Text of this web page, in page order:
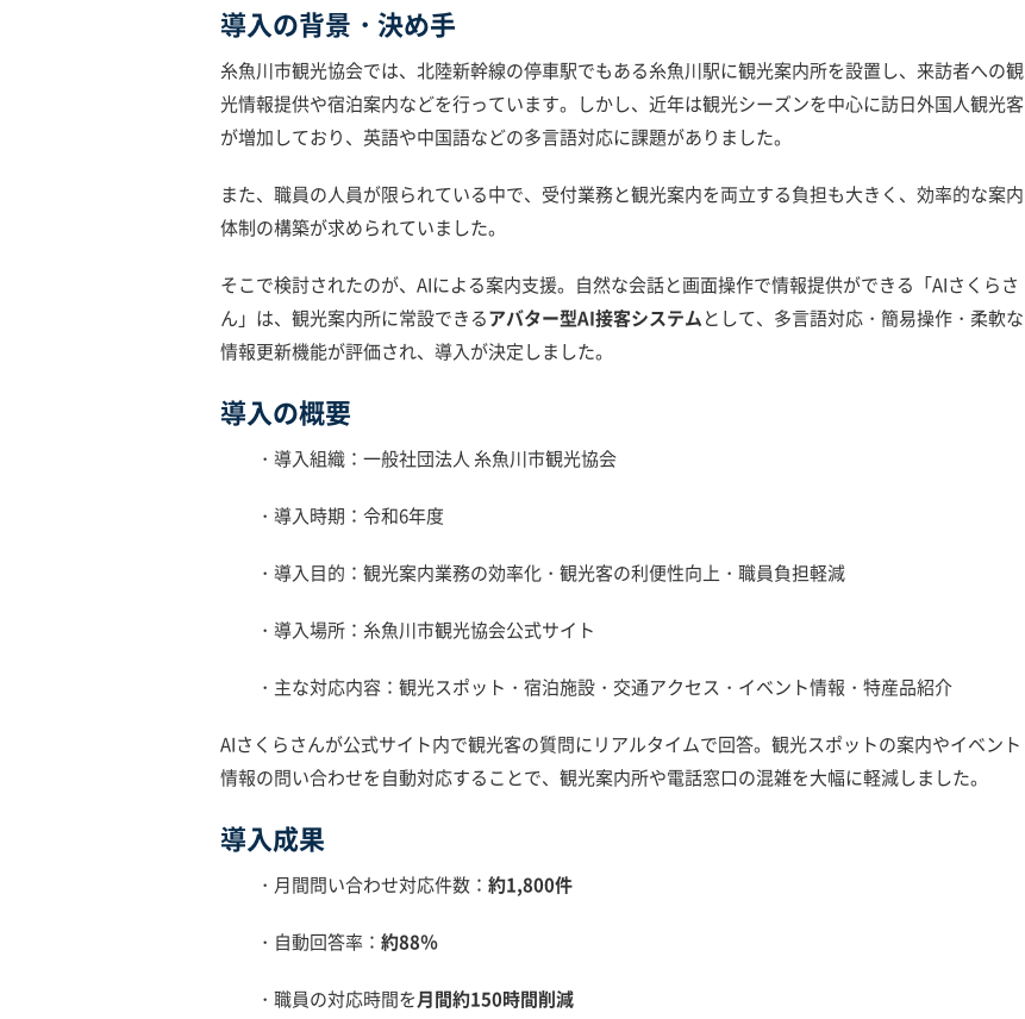
導入の背景・決め手
糸魚川市観光協会では、北陸新幹線の停車駅でもある糸魚川駅に観光案内所を設置し、来訪者への観
光情報提供や宿泊案内などを行っています。しかし、近年は観光シーズンを中心に訪日外国人観光客
が増加しており、英語や中国語などの多言語対応に課題がありました。
また、職員の人員が限られている中で、受付業務と観光案内を両立する負担も大きく、効率的な案内
体制の構築が求められていました。
そこで検討されたのが、AIによる案内支援。自然な会話と画面操作で情報提供ができる「AIさくらさ
ん」は、観光案内所に常設できるアバター型AI接客システムとして、多言語対応・簡易操作・柔軟な
情報更新機能が評価され、導入が決定しました。
導入の概要
・導入組織：一般社団法人 糸魚川市観光協会
・導入時期：令和6年度
・導入目的：観光案内業務の効率化・観光客の利便性向上・職員負担軽減
・導入場所：糸魚川市観光協会公式サイト
・主な対応内容：観光スポット・宿泊施設・交通アクセス・イベント情報・特産品紹介
AIさくらさんが公式サイト内で観光客の質問にリアルタイムで回答。観光スポットの案内やイベント
情報の問い合わせを自動対応することで、観光案内所や電話窓口の混雑を大幅に軽減しました。
導入成果
・月間問い合わせ対応件数： 約1,800件
・自動回答率： 約88％
・職員の対応時間を月間約150時間削減